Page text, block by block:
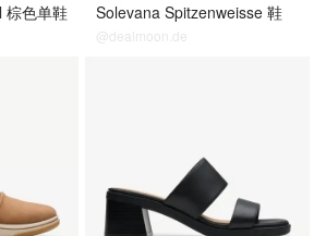
棕色单鞋 Solevana Spitzenweisse 鞋
@dealmoon.de